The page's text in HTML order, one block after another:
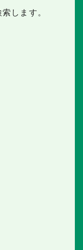
します。